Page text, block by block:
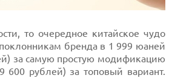
то очередное китайское чудо
бренда в 1 999 юаней
за самую простую модификацию
рублей) за топовый вариант.